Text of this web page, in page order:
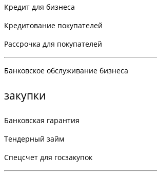
Кредит для бизнеса
Кредитование покупателей
Рассрочка для покупателей
Банковское обслуживание бизнеса
закупки
Банковская гарантия
Тендерный займ
Спецсчет для госзакупок